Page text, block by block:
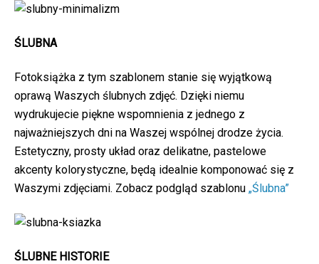
ŚLUBNA
Fotoksiążka z tym szablonem stanie się wyjątkową
oprawą Waszych ślubnych zdjęć. Dzięki niemu
wydrukujecie piękne wspomnienia z jednego z
najważniejszych dni na Waszej wspólnej drodze życia.
Estetyczny, prosty układ oraz delikatne, pastelowe
akcenty kolorystyczne, będą idealnie komponować się z
Waszymi zdjęciami. Zobacz podgląd szablonu „Ślubna”
ŚLUBNE HISTORIE